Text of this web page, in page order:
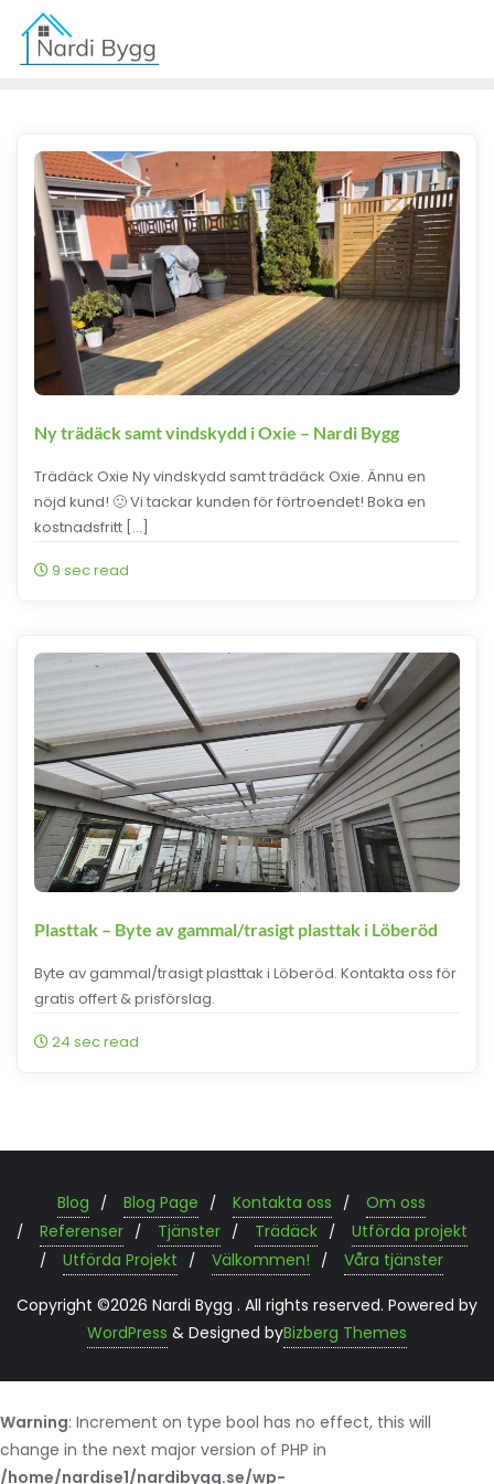
Ny trädäck samt vindskydd i Oxie – Nardi Bygg
Trädäck Oxie Ny vindskydd samt trädäck Oxie. Ännu en
nöjd kund! 🙂 Vi tackar kunden för förtroendet! Boka en
kostnadsfritt […]
9 sec read
Plasttak – Byte av gammal/trasigt plasttak i Löberöd
Byte av gammal/trasigt plasttak i Löberöd. Kontakta oss för
gratis offert & prisförslag.
24 sec read
Blog Blog Page Kontakta oss
Om oss
Referenser
Tjänster Trädäck
Utförda projekt
Utförda Projekt
Välkommen! Våra tjänster
Copyright ©2026 Nardi Bygg . All rights reserved. Powered by
WordPress & Designed byBizberg Themes
Warning: Increment on type bool has no effect, this will
change in the next major version of PHP in
/home/nardise1/nardibygg.se/wp-